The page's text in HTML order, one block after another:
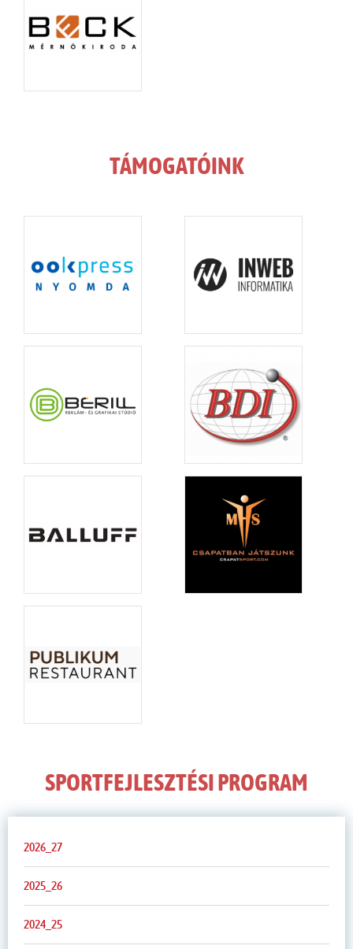
TÁMOGATÓINK
SPORTFEJLESZTÉSI PROGRAM
2026_27
2025_26
2024_25